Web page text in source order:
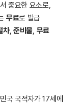
중요한 요소로,
무료로 발급
차,준비물, 무료
국 국적자가 17세에